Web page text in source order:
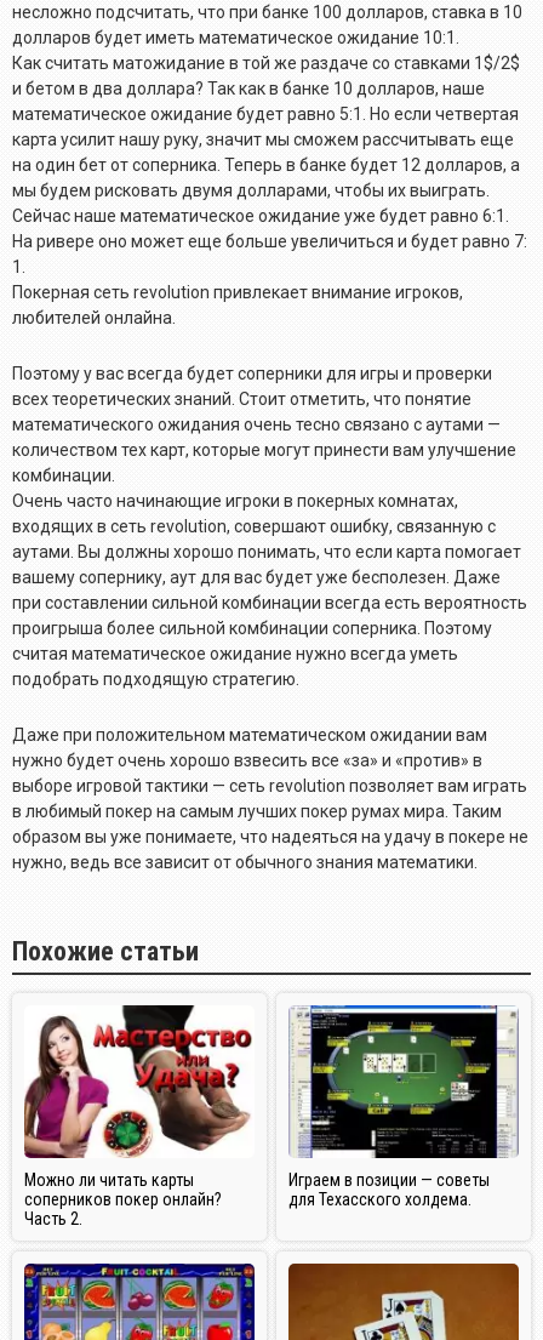
несложно подсчитать, что при банке 100 долларов, ставка в 10
долларов будет иметь математическое ожидание 10:1.
Как считать матожидание в той же раздаче со ставками 1$/2$
и бетом в два доллара? Так как в банке 10 долларов, наше
математическое ожидание будет равно 5:1. Но если четвертая
карта усилит нашу руку, значит мы сможем рассчитывать еще
на один бет от соперника. Теперь в банке будет 12 долларов, а
мы будем рисковать двумя долларами, чтобы их выиграть.
Сейчас наше математическое ожидание уже будет равно 6:1.
На ривере оно может еще больше увеличиться и будет равно 7:
1.
Покерная сеть revolution привлекает внимание игроков,
любителей онлайна.
Поэтому у вас всегда будет соперники для игры и проверки
всех теоретических знаний. Стоит отметить, что понятие
математического ожидания очень тесно связано с аутами —
количеством тех карт, которые могут принести вам улучшение
комбинации.
Очень часто начинающие игроки в покерных комнатах,
входящих в сеть revolution, совершают ошибку, связанную с
аутами. Вы должны хорошо понимать, что если карта помогает
вашему сопернику, аут для вас будет уже бесполезен. Даже
при составлении сильной комбинации всегда есть вероятность
проигрыша более сильной комбинации соперника. Поэтому
считая математическое ожидание нужно всегда уметь
подобрать подходящую стратегию.
Даже при положительном математическом ожидании вам
нужно будет очень хорошо взвесить все «за» и «против» в
выборе игровой тактики — сеть revolution позволяет вам играть
в любимый покер на самым лучших покер румах мира. Таким
образом вы уже понимаете, что надеяться на удачу в покере не
нужно, ведь все зависит от обычного знания математики.
Похожие статьи
Можно ли читать карты
соперников покер онлайн?
Часть 2.
Играем в позиции — советы
для Техасского холдема.